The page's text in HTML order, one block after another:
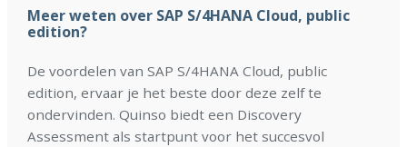
Meer weten over SAP S/4HANA Cloud, public
edition?
De voordelen van SAP S/4HANA Cloud, public
edition, ervaar je het beste door deze zelf te
ondervinden. Quinso biedt een Discovery
Assessment als startpunt voor het succesvol